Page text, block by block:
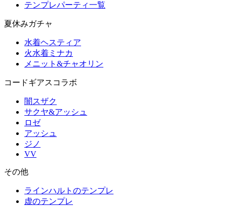
テンプレパーティ一覧
夏休みガチャ
水着ヘスティア
火水着ミナカ
メニット&チャオリン
コードギアスコラボ
闇スザク
サクヤ&アッシュ
ロゼ
アッシュ
ジノ
VV
その他
ラインハルトのテンプレ
虚のテンプレ